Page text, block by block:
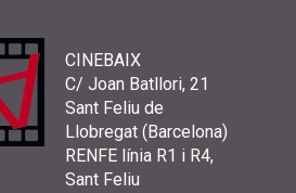
CINEBAIX
C/ Joan Batllori, 21
Sant Feliu de
Llobregat (Barcelona)
RENFE línia R1 i R4,
Sant Feliu